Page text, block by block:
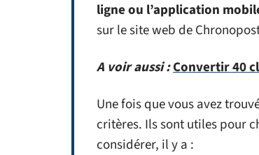
ligne ou l’application
sur le site web de
A voir aussi :Convertir 40
Une fois que vous avez
critères. Ils sont utiles pour
considérer, il y a :